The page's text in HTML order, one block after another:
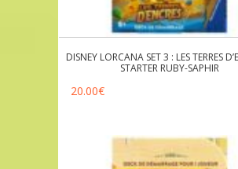
DISNEY LORCANA SET 3 : LES TERRES
STARTER RUBY-SAPHIR
20.00€